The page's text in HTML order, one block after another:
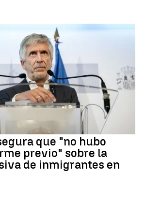
que "no hubo
previo" sobre la
de inmigrantes en